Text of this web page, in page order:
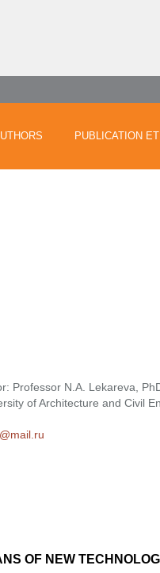
PUBLICATION
Professor N.A. Lekareva,
of Architecture and Civil
OF NEW